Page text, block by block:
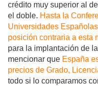
crédito muy superior al
el doble. Hasta la
Universidades
posición contraria a esta
para la implantación de
mencionar que España
precios de Grado,
todo si lo comparamos